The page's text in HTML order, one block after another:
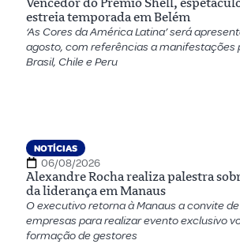
estreia temporada em Belém
‘As Cores da América Latina’ será
agosto, com referências a manifestações
Brasil, Chile e Peru
NOTÍCIAS
06/08/2026
Alexandre Rocha realiza palestra
da liderança em Manaus
O executivo retorna à Manaus a convite
empresas para realizar evento exclusivo
formação de gestores